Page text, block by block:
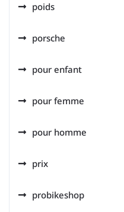
poids
porsche
pour enfant
pour femme
pour homme
prix
probikeshop